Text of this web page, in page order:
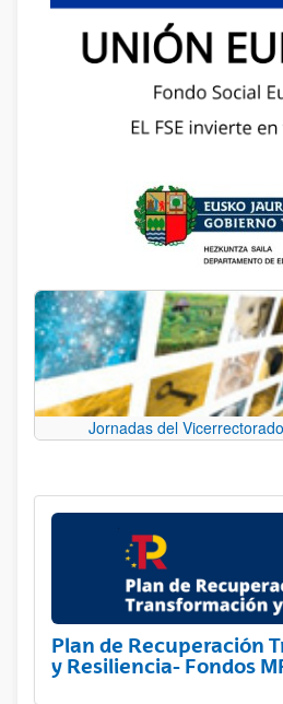
Jornadas del
Plan de Recuperación
y Resiliencia- Fondos